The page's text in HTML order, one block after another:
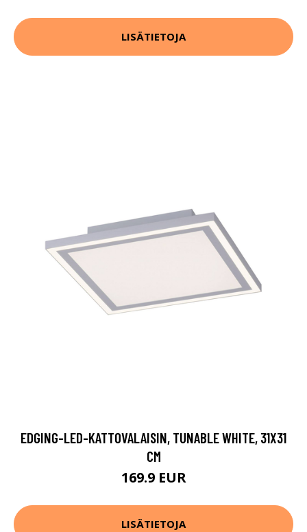
LISÄTIETOJA
EDGING-LED-KATTOVALAISIN, TUNABLE WHITE, 31X31
CM
169.9 EUR
LISÄTIETOJA